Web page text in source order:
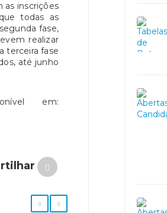
as inscrições
todas as
fase,
realizar
terceira fase
até junho
em: